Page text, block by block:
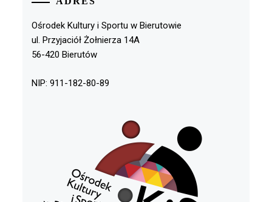
Ośrodek Kultury i Sportu w Bierutowie
ul. Przyjaciół Żołnierza 14A
56-420 Bierutów
NIP: 911-182-80-89